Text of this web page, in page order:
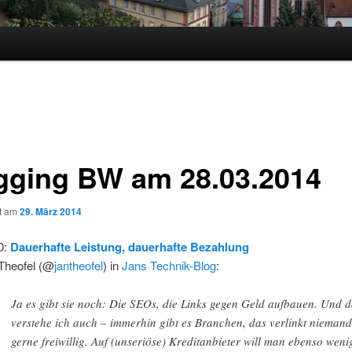
BW am 28.03.2014
am 29. März 2014
Dauerhafte Leistung, dauerhafte Bezahlung
(@jantheofel) inJans Technik-Blog:
Ja es gibt sie noch: Die SEOs, die Links gegen Geld aufbauen. Und
verstehe ich auch – immerhin gibt es Branchen, das verlinkt niemand
gerne freiwillig. Auf (unseriöse) Kreditanbieter will man ebenso